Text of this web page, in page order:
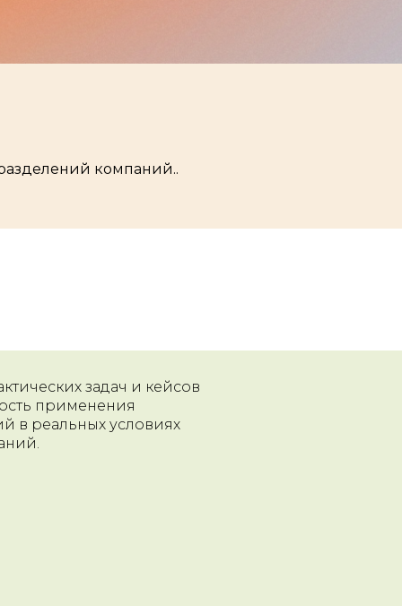
компаний..
задач и кейсов
применения
в реальных условиях